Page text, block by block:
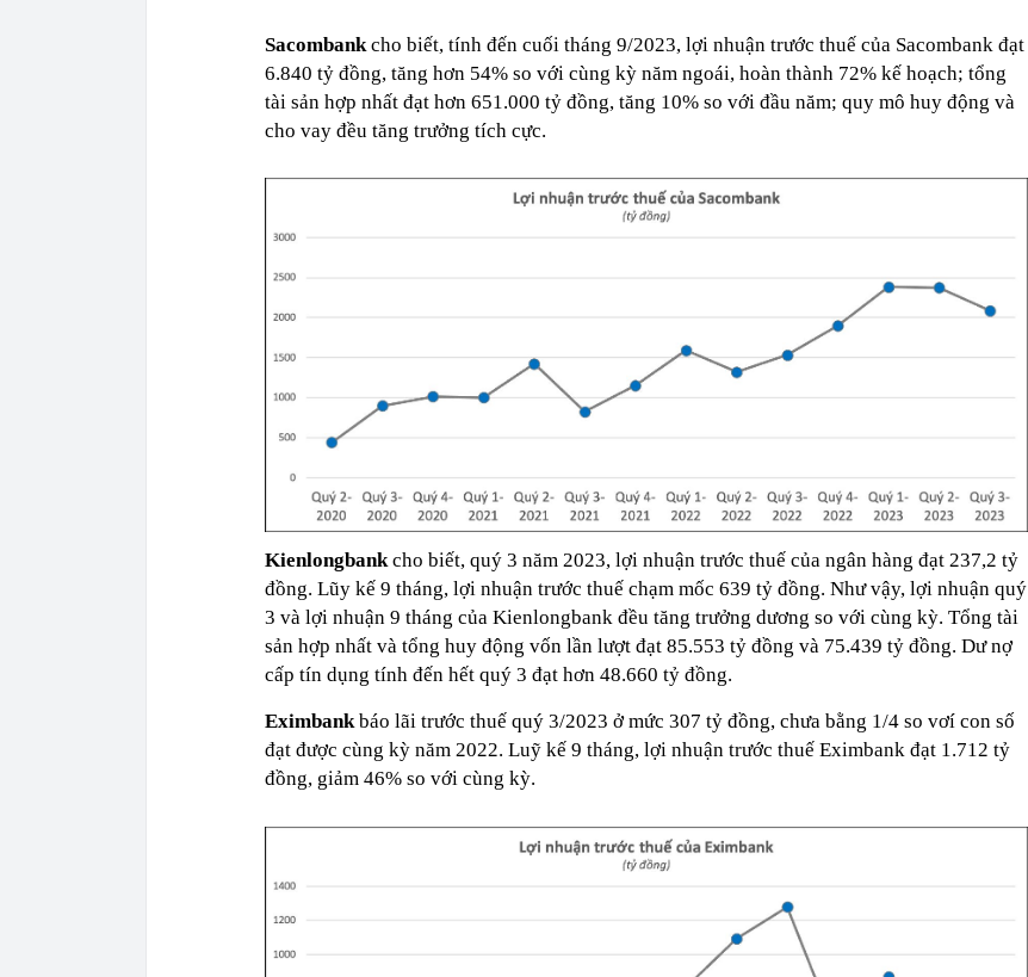
Sacombank cho biết, tính đến cuối tháng 9/2023, lợi nhuận trước thuế của Sacombank đạt
6.840 tỷ đồng, tăng hơn 54% so với cùng kỳ năm ngoái, hoàn thành 72% kế hoạch; tổng
tài sản hợp nhất đạt hơn 651.000 tỷ đồng, tăng 10% so với đầu năm; quy mô huy động và
cho vay đều tăng trưởng tích cực.
Kienlongbankcho biết, quý 3 năm 2023, lợi nhuận trước thuế của ngân hàng đạt 237,2 tỷ
đồng. Lũy kế 9 tháng, lợi nhuận trước thuế chạm mốc 639 tỷ đồng. Như vậy, lợi nhuận quý
3 và lợi nhuận 9 tháng của Kienlongbank đều tăng trưởng dương so với cùng kỳ. Tổng tài
sản hợp nhất và tổng huy động vốn lần lượt đạt 85.553 tỷ đồng và 75.439 tỷ đồng. Dư nợ
cấp tín dụng tính đến hết quý 3 đạt hơn 48.660 tỷ đồng.
Eximbankbáo lãi trước thuế quý 3/2023 ở mức 307 tỷ đồng, chưa bằng 1/4 so vơí con số
đạt được cùng kỳ năm 2022. Luỹ kế 9 tháng, lợi nhuận trước thuế Eximbank đạt 1.712 tỷ
đồng, giảm 46% so với cùng kỳ.